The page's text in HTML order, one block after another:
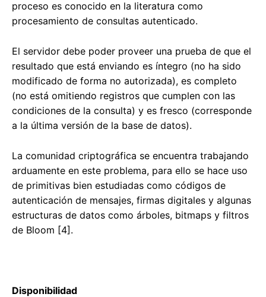
proceso es conocido en la literatura como
procesamiento de consultas autenticado.
El servidor debe poder proveer una prueba de que el
resultado que está enviando es íntegro (no ha sido
modificado de forma no autorizada), es completo
(no está omitiendo registros que cumplen con las
condiciones de la consulta) y es fresco (corresponde
a la última versión de la base de datos).
La comunidad criptográfica se encuentra trabajando
arduamente en este problema, para ello se hace uso
de primitivas bien estudiadas como códigos de
autenticación de mensajes, firmas digitales y algunas
estructuras de datos como árboles, bitmaps y filtros
de Bloom [4].
Disponibilidad